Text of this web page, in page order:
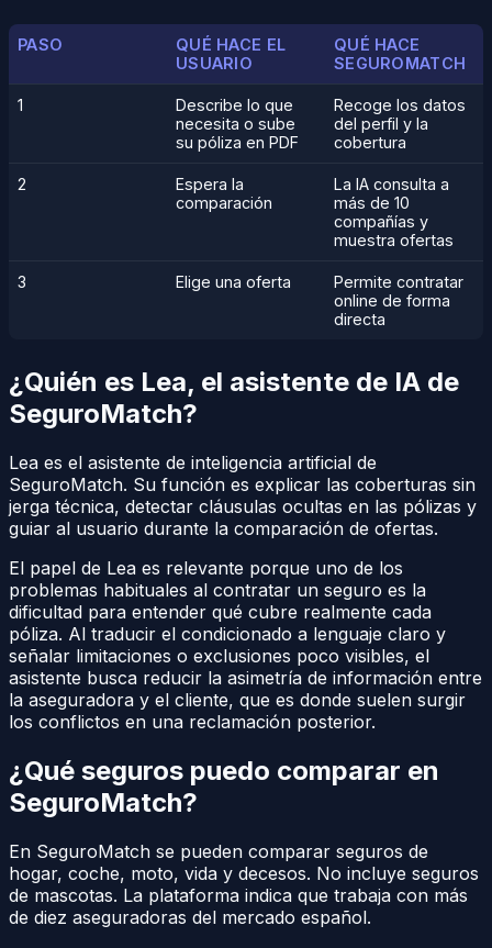
PASO
QUÉ HACE EL
USUARIO
QUÉ HACE
SEGUROMATCH
1
Describe lo que
necesita o sube
su póliza en PDF
Recoge los datos
del perfil y la
cobertura
2
Espera la
comparación
La IA consulta a
más de 10
compañías y
muestra ofertas
3 Elige una oferta
Permite contratar
online de forma
directa
¿Quién es Lea, el asistente de IA de
SeguroMatch?
Lea es el asistente de inteligencia artificial de
SeguroMatch. Su función es explicar las coberturas sin
jerga técnica, detectar cláusulas ocultas en las pólizas y
guiar al usuario durante la comparación de ofertas.
El papel de Lea es relevante porque uno de los
problemas habituales al contratar un seguro es la
dificultad para entender qué cubre realmente cada
póliza. Al traducir el condicionado a lenguaje claro y
señalar limitaciones o exclusiones poco visibles, el
asistente busca reducir la asimetría de información entre
la aseguradora y el cliente, que es donde suelen surgir
los conflictos en una reclamación posterior.
¿Qué seguros puedo comparar en
SeguroMatch?
En SeguroMatch se pueden comparar seguros de
hogar, coche, moto, vida y decesos. No incluye seguros
de mascotas. La plataforma indica que trabaja con más
de diez aseguradoras del mercado español.